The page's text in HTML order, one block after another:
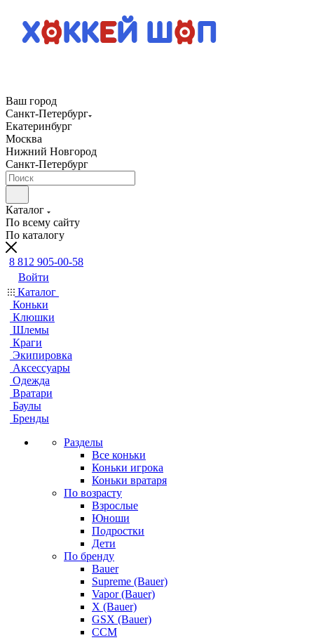
Ваш город
Санкт-Петербург
Екатеринбург
Москва
Нижний Новгород
Санкт-Петербург
Каталог
По всему сайту
По каталогу
8 812 905-00-58
Войти
Каталог
Коньки
Клюшки
Шлемы
Краги
Экипировка
Аксессуары
Одежда
Вратари
Баулы
Бренды
Разделы
Все коньки
Коньки игрока
Коньки вратаря
По возрасту
Взрослые
Юноши
Подростки
Дети
По бренду
Bauer
Supreme (Bauer)
Vapor (Bauer)
X (Bauer)
GSX (Bauer)
CCM